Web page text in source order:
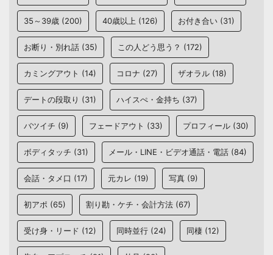
35～39歳 (200) 40歳以上 (126) お付き合い (31)
お断り・別れ話 (35) この人どう思う？ (172)
カミングアウト (14) コロナ (27) ザオラル (18)
デートの段取り (31) ハイスぺ・金持ち (37)
バツイチ (9) フェードアウト (33) プロフィール (30)
ボディタッチ (31) メール・LINE・ビデオ通話・電話 (84)
会話・タメ口 (17) 元カレ (19) 写真 (9)
初アポ (65) 割り勘・ケチ・会計方法 (67)
受け身・リード (12) 同時並行 (24) 同棲 (12)